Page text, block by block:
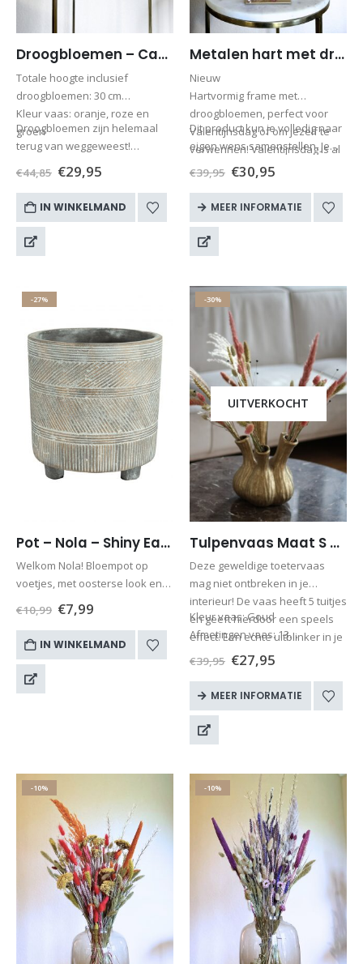
Droogbloemen – Cadeauset van 3 kruikjes met droogbloemen
Totale hoogte inclusief
droogbloemen: 30 cm
Kleur vaas: oranje, roze en
groen
Droogbloemen zijn helemaal
terug van weggeweest!
Misschien wel de meest
populaire gedroogde bloemen
zijn de droogboeketten. Een
droogboeket is lang…
€44,85 €29,95
IN WINKELMAND
Metalen hart met droogbloemen 7 – Valentijnscadeau – Roze – Goud – Wit – Paars
Nieuw
Hartvormig frame met
droogbloemen, perfect voor
Valentijnsdag of om jezelf te
verwennen! Valentijnsdag is al
op 14 februari.
Dit product kun je volledig naar
eigen wens samenstellen. Je
geeft de kleuren…
€39,95 €30,95
MEER INFORMATIE
-27%
Pot – Nola – Shiny Earth – D14 x H15
Welkom Nola! Bloempot op
voetjes, met oosterse look en
feel. Nola brengt rust en ruimte
in het interieur. Deze serie
potten van worden handmatig
gemaakt van cement. Ze
bevatten mooie…
€10,99 €7,99
IN WINKELMAND
-30%
UITVERKOCHT
Tulpenvaas Maat S met droogbloemen (roze)
Deze geweldige toetervaas
mag niet ontbreken in je
interieur! De vaas heeft 5 tuitjes
en geeft hierdoor een speels
effect. Een echte uitblinker in je
interieur!
Kleur vaas: Goud
Afmetingen vaas: 13…
€39,95 €27,95
MEER INFORMATIE
-10% -10%